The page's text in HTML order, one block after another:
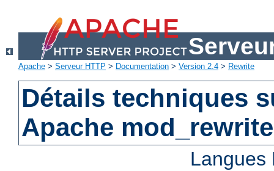
Apache > Serveur HTTP > Documentation > Version 2.4 > Rewrite
Détails techniques
Apache mod_rewrite